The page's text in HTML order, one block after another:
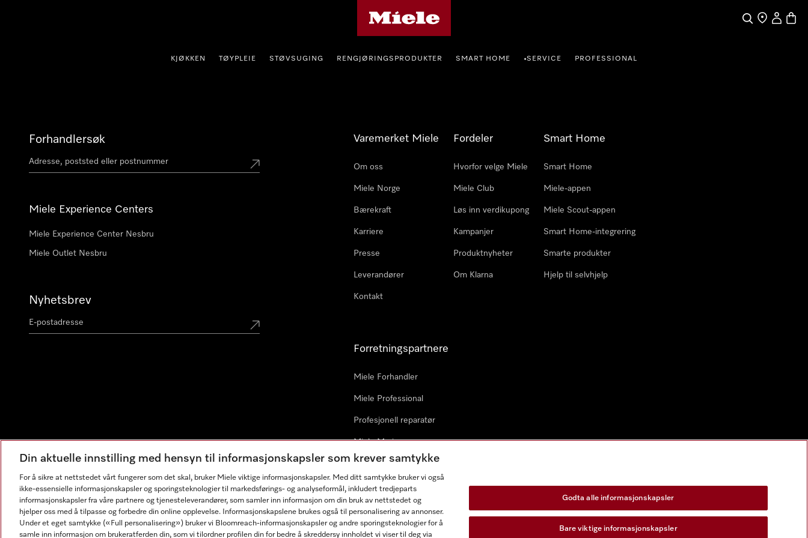
Søk
Finn enMin Konto
KJØKKEN TØYPLEIE STØVSUGING RENGJØRINGSPRODUKTER SMART HOME •SERVICE PROFESSIONAL
Forhandlersøk
Miele Experience Centers
Miele Experience Center Nesbru
Miele Outlet Nesbru
Nyhetsbrev
Varemerket Miele
Om oss
Miele Norge
Bærekraft
Karriere
Presse
Leverandører
Kontakt
Fordeler
Hvorfor velge Miele
Miele Club
Løs inn verdikupong
Kampanjer
Produktnyheter
Om Klarna
Smart Home
Smart Home
Miele-appen
Miele Scout-appen
Smart Home-integrering
Smarte produkter
Hjelp til selvhjelp
Forretningspartnere
Miele Forhandler
Miele Professional
Profesjonell reparatør
Miele Marine
Arkitekter & byggherrer
Din aktuelle innstilling med hensyn til informasjonskapsler som krever samtykke
For å sikre at nettstedet vårt fungerer som det skal, bruker Miele viktige informasjonskapsler. Med ditt samtykke bruker vi også
ikke-essensielle informasjonskapsler og sporingsteknologier til markedsførings- og analyseformål, inkludert tredjeparts
informasjonskapsler fra våre partnere og tjenesteleverandører, som samler inn informasjon om din bruk av nettstedet og
hjelper oss med å tilpasse og forbedre din online opplevelse. Informasjonskapslene brukes også til personalisering av annonser.
Under et eget samtykke («Full personalisering») bruker vi Bloomreach-informasjonskapsler og andre sporingsteknologier for å
samle inn informasjon om brukeratferden din, som vi tilordner profilen din for bedre å skreddersy innholdet vi viser til deg via
Godta alle informasjonskapsler
Bare viktige informasjonskapsler